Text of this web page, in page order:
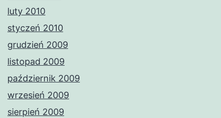
luty 2010
styczeń 2010
grudzień 2009
listopad 2009
październik 2009
wrzesień 2009
sierpień 2009